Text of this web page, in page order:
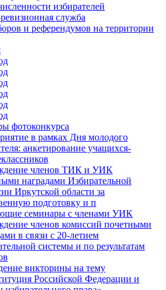
избирателей
служба
и референдумов на территории
фотоконкурса
в рамках Дня молодого
анкетирование учащихся-
членов ТИК и УИК
наградами Избирательной
Иркутской области за
подготовку и п
семинары с членами УИК
членов комиссий почетными
в связи с 20-летием
системы и по результатам
викторины на тему
Российской Федерации и